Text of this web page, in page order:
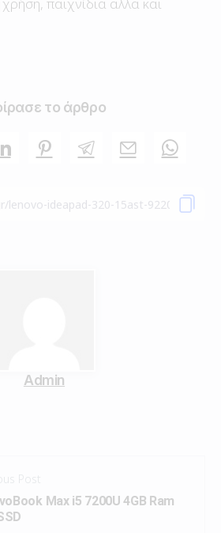
το άρθρο
Admin
Post
Max i5 7200U 4GB Ram